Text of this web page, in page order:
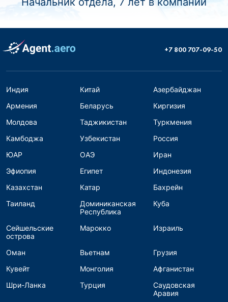
+7 800 707-09-50
Индия Китай
Азербайджан
Армения
Беларусь
Киргизия
Молдова
Таджикистан
Туркмения
Камбоджа
Узбекистан
Россия
ЮАР
ОАЭ
Иран
Эфиопия
Египет
Индонезия
Казахстан
Катар
Бахрейн
Таиланд
Доминиканская
Республика
Куба
Сейшельские
острова
Марокко Израиль
Оман Вьетнам
Грузия
Кувейт
Монголия
Афганистан
Шри-Ланка
Турция
Саудовская
Аравия